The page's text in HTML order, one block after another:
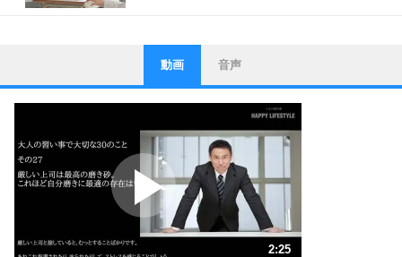
1
ストレス対策
他人と比べない。
いっそのこと、他人を見ない。
いらいらしない人になる30の方法
プラス思考
ポジティブになれない原因は、行動しないから。
ポジティブ思考になる30の方法
ストレス対策
人生、なんとかなるもの。
動画 音声
2:25